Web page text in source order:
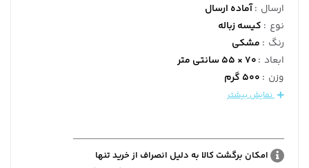
ارسال :آماده ارسال
نوع : کیسه زباله
رنگ : مشکی
ابعاد :70 × 55 سانتی متر
وزن : 500 گرم
نمایش بیشتر
امکان برگشت کالا به دلیل انصراف از خرید تنها